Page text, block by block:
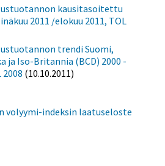
kausitasoitettu
2011 /elokuu 2011, TOL
trendi Suomi,
ja Iso-Britannia (BCD) 2000 -
2008 (10.10.2011)
volyymi-indeksin laatuseloste